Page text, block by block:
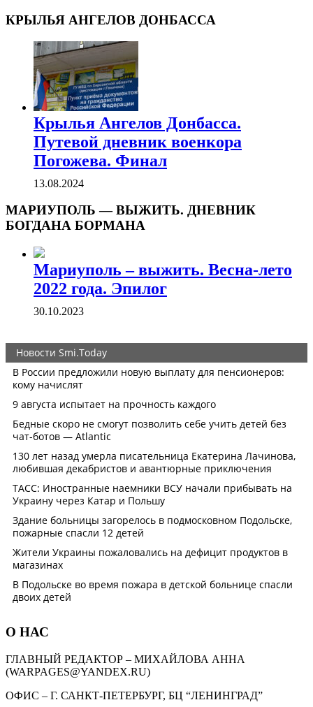
КРЫЛЬЯ АНГЕЛОВ ДОНБАССА
Крылья Ангелов Донбасса.
Путевой дневник военкора
Погожева. Финал
13.08.2024
МАРИУПОЛЬ — ВЫЖИТЬ. ДНЕВНИК
БОГДАНА БОРМАНА
Мариуполь – выжить. Весна-лето
2022 года. Эпилог
30.10.2023
О НАС
ГЛАВНЫЙ РЕДАКТОР – МИХАЙЛОВА АННА
(WARPAGES@YANDEX.RU)
ОФИС – Г. САНКТ-ПЕТЕРБУРГ, БЦ “ЛЕНИНГРАД”